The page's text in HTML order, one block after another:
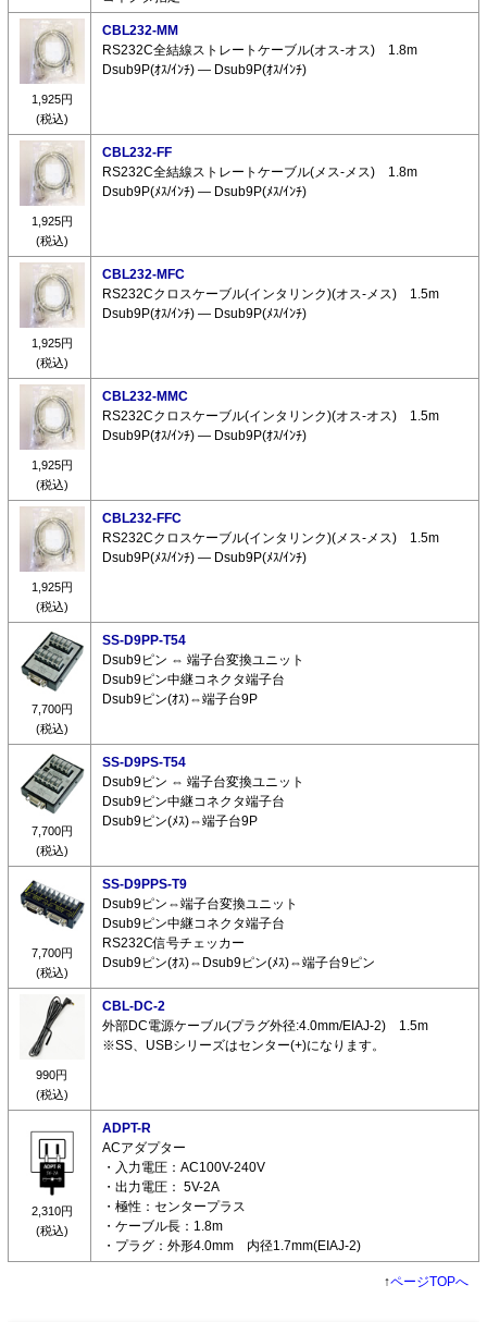
1,925円
(税込)
CBL232-MM
RS232C全結線ストレートケーブル(オス-オス) 1.8m
Dsub9P(ｵｽ/ｲﾝﾁ) ― Dsub9P(ｵｽ/ｲﾝﾁ)
1,925円
(税込)
CBL232-FF
RS232C全結線ストレートケーブル(メス-メス) 1.8m
Dsub9P(ﾒｽ/ｲﾝﾁ) ― Dsub9P(ﾒｽ/ｲﾝﾁ)
1,925円
(税込)
CBL232-MFC
RS232Cクロスケーブル(インタリンク)(オス-メス) 1.5m
Dsub9P(ｵｽ/ｲﾝﾁ) ― Dsub9P(ﾒｽ/ｲﾝﾁ)
1,925円
(税込)
CBL232-MMC
RS232Cクロスケーブル(インタリンク)(オス-オス) 1.5m
Dsub9P(ｵｽ/ｲﾝﾁ) ― Dsub9P(ｵｽ/ｲﾝﾁ)
1,925円
(税込)
CBL232-FFC
RS232Cクロスケーブル(インタリンク)(メス-メス) 1.5m
Dsub9P(ﾒｽ/ｲﾝﾁ) ― Dsub9P(ﾒｽ/ｲﾝﾁ)
7,700円
(税込)
SS-D9PP-T54
Dsub9ピン ⇔ 端子台変換ユニット
Dsub9ピン中継コネクタ端子台
Dsub9ピン(ｵｽ)⇔端子台9P
7,700円
(税込)
SS-D9PS-T54
Dsub9ピン ⇔ 端子台変換ユニット
Dsub9ピン中継コネクタ端子台
Dsub9ピン(ﾒｽ)⇔端子台9P
7,700円
(税込)
SS-D9PPS-T9
Dsub9ピン⇔端子台変換ユニット
Dsub9ピン中継コネクタ端子台
RS232C信号チェッカー
Dsub9ピン(ｵｽ)⇔Dsub9ピン(ﾒｽ)⇔端子台9ピン
990円
(税込)
CBL-DC-2
外部DC電源ケーブル(プラグ外径:4.0mm/EIAJ-2) 1.5m
※SS、USBシリーズはセンター(+)になります。
2,310円
(税込)
ADPT-R
ACアダプター
・入力電圧：AC100V-240V
・出力電圧： 5V-2A
・極性：センタープラス
・ケーブル長：1.8m
・プラグ：外形4.0mm 内径1.7mm(EIAJ-2)
↑ページTOPへ